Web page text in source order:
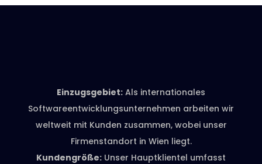
Einzugsgebiet: Als internationales
Softwareentwicklungsunternehmen arbeiten wir
weltweit mit Kunden zusammen, wobei unser
Firmenstandort in Wien liegt.
Kundengröße: Unser Hauptklientel umfasst